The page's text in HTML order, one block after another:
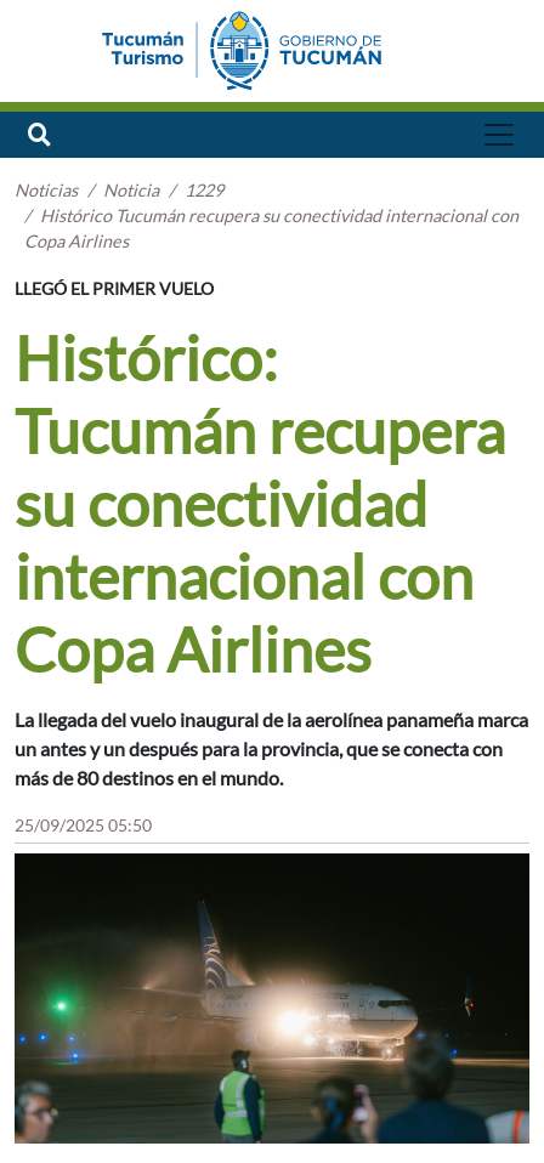
Noticias Noticia
1229
Histórico Tucumán recupera su conectividad internacional con
Copa Airlines
LLEGÓ EL PRIMER VUELO
Histórico:
Tucumán recupera
su conectividad
internacional con
Copa Airlines
La llegada del vuelo inaugural de la aerolínea panameña marca
un antes y un después para la provincia, que se conecta con
más de 80 destinos en el mundo.
25/09/2025 05:50